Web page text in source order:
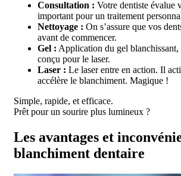
Consultation : Votre dentiste évalue
important pour un traitement
Nettoyage : On s’assure que vos
avant de commencer.
Gel : Application du gel blanchissant,
conçu pour le laser.
Laser : Le laser entre en action. Il
accélère le blanchiment. Magique !
Simple, rapide, et efficace.
Prêt pour un sourire plus lumineux ?
Les avantages et
blanchiment dentaire